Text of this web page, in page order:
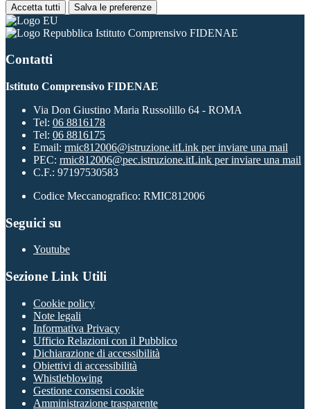
Accetta tutti Salva le preferenze
Istituto Comprensivo FIDENAE
Contatti
Istituto Comprensivo FIDENAE
Via Don Giustino Maria Russolillo 64 - ROMA
Tel: 06 8816178
Tel: 06 8816175
Email: rmic812006@istruzione.itLink per inviare una mail
PEC: rmic812006@pec.istruzione.itLink per inviare una mail
C.F.: 97197530583
Codice Meccanografico: RMIC812006
Seguici su
Youtube
Sezione Link Utili
Cookie policy
Note legali
Informativa Privacy
Ufficio Relazioni con il Pubblico
Dichiarazione di accessibilità
Obiettivi di accessibilità
Whistleblowing
Gestione consensi cookie
Amministrazione trasparente